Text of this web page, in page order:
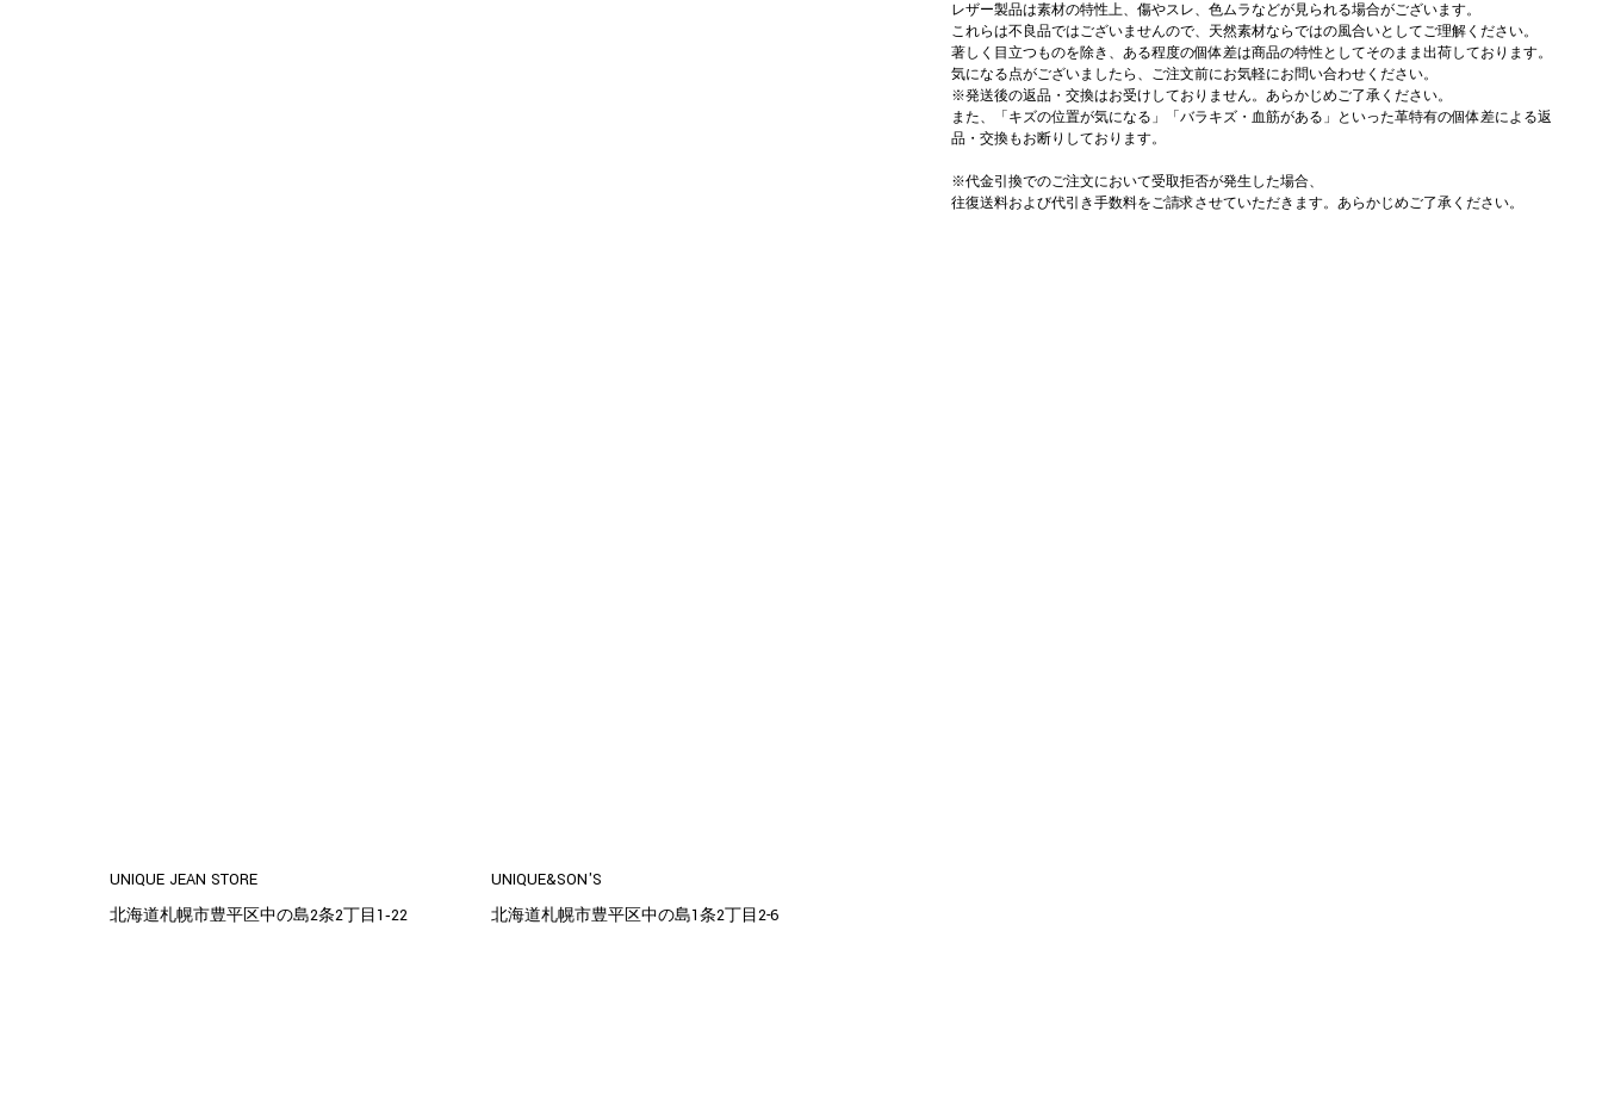
レザー製品は素材の特性上、傷やスレ、色ムラなどが見られる場合がございます。
これらは不良品ではございませんので、天然素材ならではの風合いとしてご理解ください。
著しく目立つものを除き、ある程度の個体差は商品の特性としてそのまま出荷しております。
気になる点がございましたら、ご注文前にお気軽にお問い合わせください。
※発送後の返品・交換はお受けしておりません。あらかじめご了承ください。
また、「キズの位置が気になる」「バラキズ・血筋がある」といった革特有の個体差による返
品・交換もお断りしております。
※代金引換でのご注文において受取拒否が発生した場合、
往復送料および代引き手数料をご請求させていただきます。あらかじめご了承ください。
UNIQUE JEAN STORE
北海道札幌市豊平区中の島2条2丁目1‐22
UNIQUE&SON'S
北海道札幌市豊平区中の島1条2丁目2-6